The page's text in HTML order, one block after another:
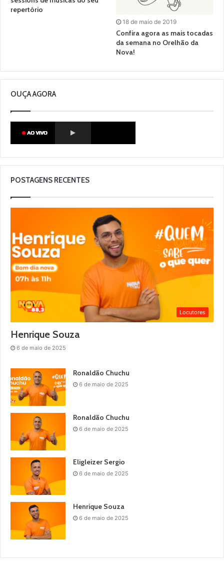
repertório
18 de maio de 2019
Confira agora as mais tocadas
da semana no Orelhão da
Nova!
OUÇA AGORA
POSTAGENS RECENTES
Locutores
Henrique Souza
6 de maio de 2025
Ronaldão Chuchu
6 de maio de 2025
Ronaldão Chuchu
6 de maio de 2025
Eligleizer Sergio
6 de maio de 2025
Henrique Souza
6 de maio de 2025